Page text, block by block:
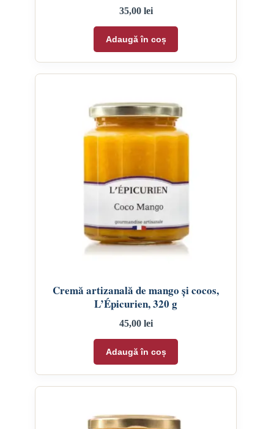
35,00 lei
Adaugă în coș
Cremă artizanală de mango și cocos,
L’Épicurien, 320 g
45,00 lei
Adaugă în coș